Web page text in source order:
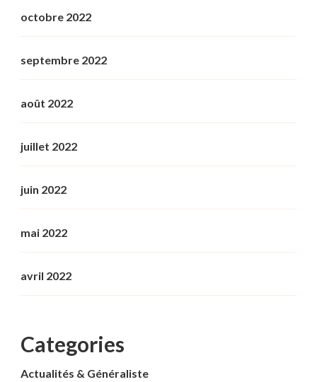
octobre 2022
septembre 2022
août 2022
juillet 2022
juin 2022
mai 2022
avril 2022
Categories
Actualités & Généraliste